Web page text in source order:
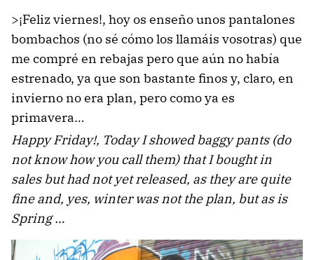
>¡Feliz viernes!, hoy os enseño unos pantalones
bombachos (no sé cómo los llamáis vosotras) que
me compré en rebajas pero que aún no había
estrenado, ya que son bastante finos y, claro, en
invierno no era plan, pero como ya es
primavera…
Happy Friday!, Today I showed baggy pants (do
not know how you call them) that I bought in
sales but had not yet released, as they are quite
fine and, yes, winter was not the plan, but as is
Spring …